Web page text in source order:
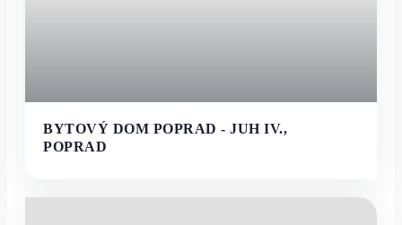
BYTOVÝ DOM POPRAD - JUH IV.,
POPRAD